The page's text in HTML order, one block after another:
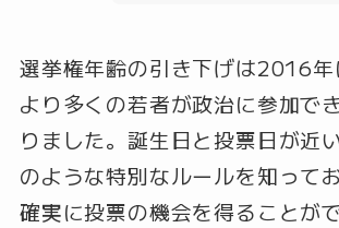
選挙権年齢の引き下げは2016年
より多くの若者が政治に参加で
りました。誕生日と投票日が近
のような特別なルールを知って
確実に投票の機会を得ることが